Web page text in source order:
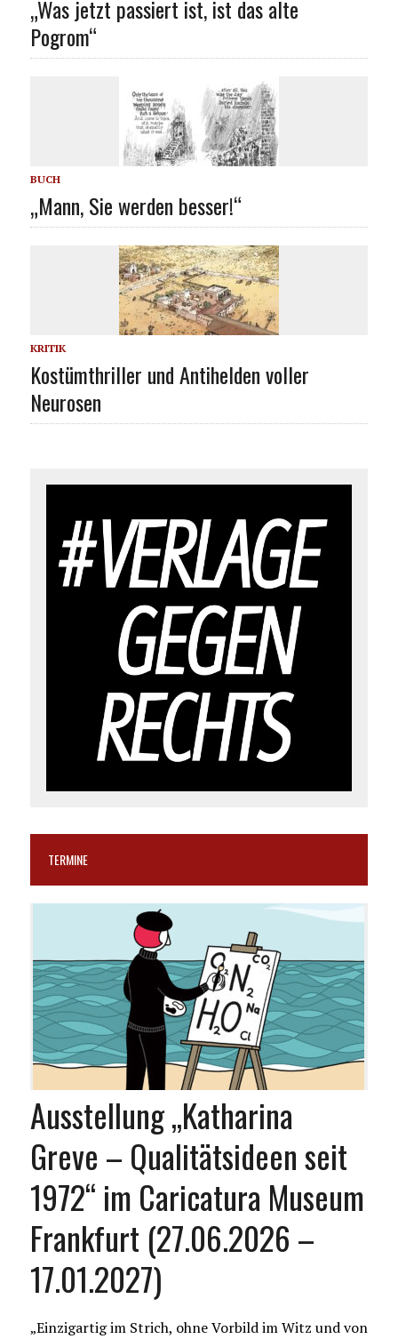
„Was jetzt passiert ist, ist das alte
Pogrom“
BUCH
„Mann, Sie werden besser!“
KRITIK
Kostümthriller und Antihelden voller
Neurosen
TERMINE
Ausstellung „Katharina
Greve – Qualitätsideen seit
1972“ im Caricatura Museum
Frankfurt (27.06.2026 –
17.01.2027)
„Einzigartig im Strich, ohne Vorbild im Witz und von